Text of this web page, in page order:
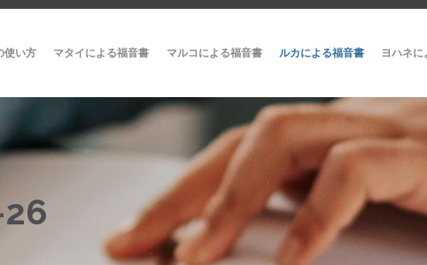
使い方 マタイによる福音書 マルコによる福音書 ルカによる福音書 ヨハネ